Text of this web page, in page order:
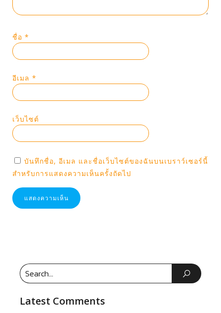
ชื่อ *
อีเมล *
เว็บไซต์
บันทึกชื่อ, อีเมล และชื่อเว็บไซต์ของฉันบนเบราว์เซอร์นี้
สำหรับการแสดงความเห็นครั้งถัดไป
Latest Comments